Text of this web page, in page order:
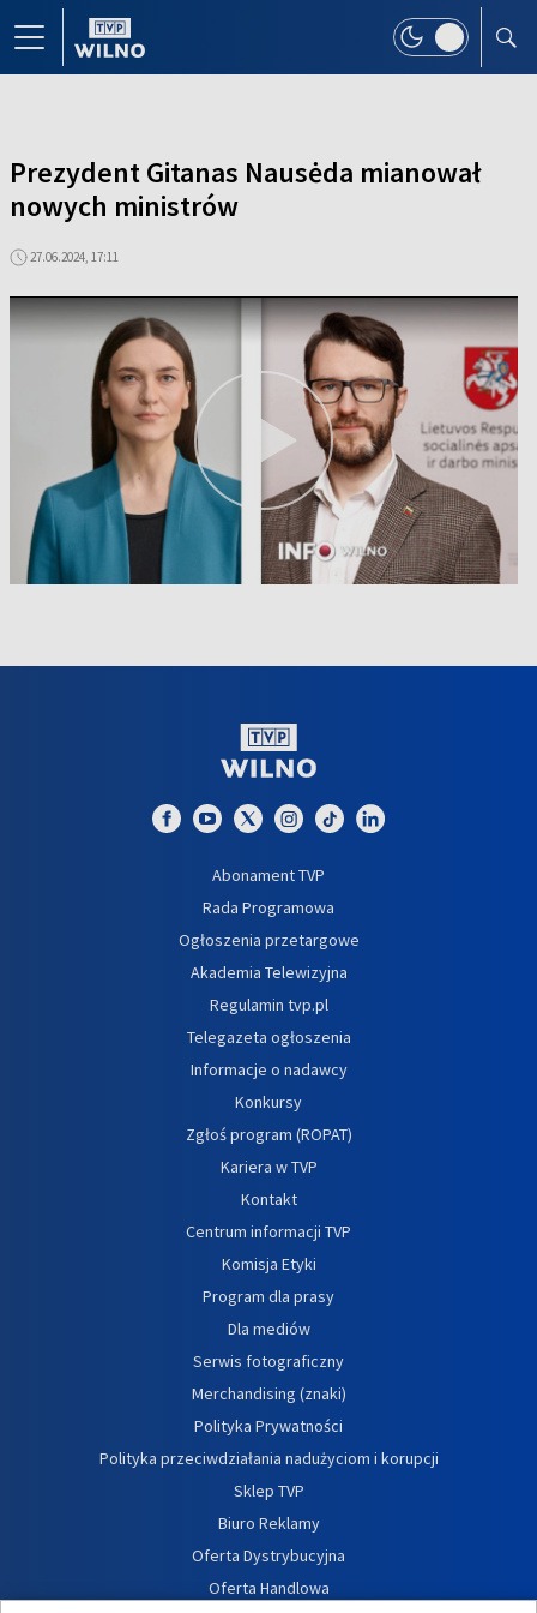
Prezydent Gitanas Nausėda mianował
nowych ministrów
27.06.2024, 17:11
Abonament TVP
Rada Programowa
Ogłoszenia przetargowe
Akademia Telewizyjna
Regulamin tvp.pl
Telegazeta ogłoszenia
Informacje o nadawcy
Konkursy
Zgłoś program (ROPAT)
Kariera w TVP
Kontakt
Centrum informacji TVP
Komisja Etyki
Program dla prasy
Dla mediów
Serwis fotograficzny
Merchandising (znaki)
Polityka Prywatności
Polityka przeciwdziałania nadużyciom i korupcji
Sklep TVP
Biuro Reklamy
Oferta Dystrybucyjna
Oferta Handlowa